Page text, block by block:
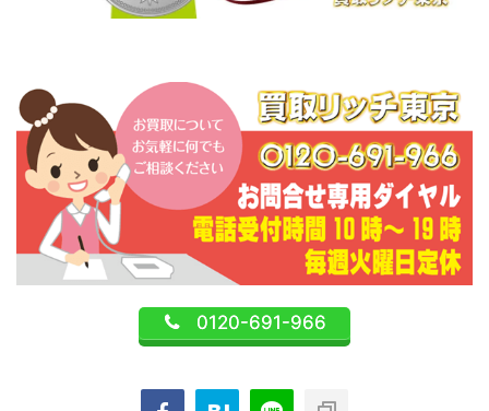
0120-691-966